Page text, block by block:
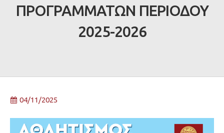
ΠΡΟΓΡΑΜΜΑΤΩΝ ΠΕΡΙΟΔΟΥ
2025-2026
04/11/2025